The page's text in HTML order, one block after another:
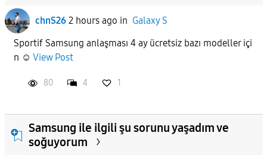
chnS26 2 hours ago in Galaxy S
Sportif Samsung anlaşması 4 ay ücretsiz bazı modeller içi
n ☺️ View Post
80 4 1
Samsung ile ilgili şu sorunu yaşadım ve
soğuyorum